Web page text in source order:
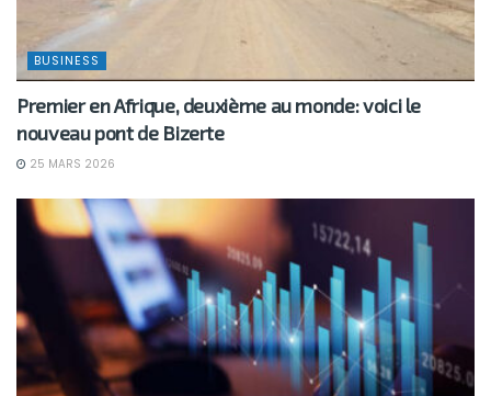
BUSINESS
Premier en Afrique, deuxième au monde: voici le
nouveau pont de Bizerte
25 MARS 2026